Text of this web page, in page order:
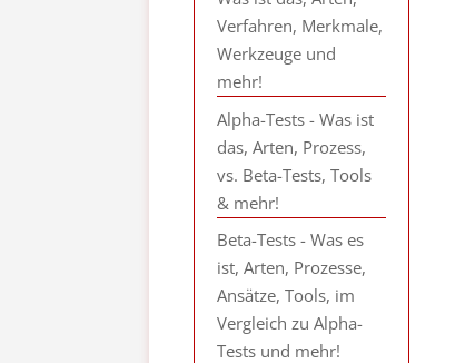
Verfahren, Merkmale,
Werkzeuge und
mehr!
Alpha-Tests - Was ist
das, Arten, Prozess,
vs. Beta-Tests, Tools
& mehr!
Beta-Tests - Was es
ist, Arten, Prozesse,
Ansätze, Tools, im
Vergleich zu Alpha-
Tests und mehr!